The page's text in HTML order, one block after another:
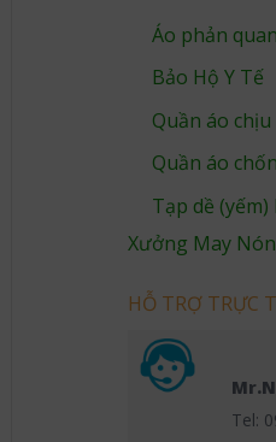
Áo phản
Bảo Hộ Y Tế
Quần áo
Quần áo
Tạp dề
Xưởng May Nón
HỖ TRỢ TRỰC
Tel: